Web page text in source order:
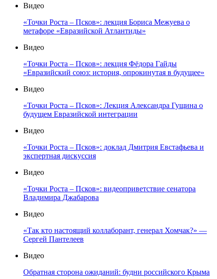
Видео
«Точки Роста – Псков»: лекция Бориса Межуева о
метафоре «Евразийской Атлантиды»
Видео
«Точки Роста – Псков»: лекция Фёдора Гайды
«Евразийский союз: история, опрокинутая в будущее»
Видео
«Точки Роста – Псков»: Лекция Александра Гущина о
будущем Евразийской интеграции
Видео
«Точки Роста – Псков»: доклад Дмитрия Евстафьева и
экспертная дискуссия
Видео
«Точки Роста – Псков»: видеоприветствие сенатора
Владимира Джабарова
Видео
«Так кто настоящий коллаборант, генерал Хомчак?» —
Сергей Пантелеев
Видео
Обратная сторона ожиданий: будни российского Крыма